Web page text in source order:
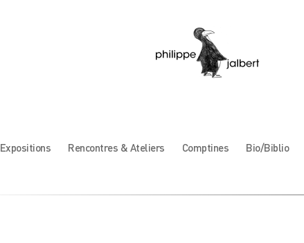
Expositions Rencontres & Ateliers Comptines Bio/Biblio